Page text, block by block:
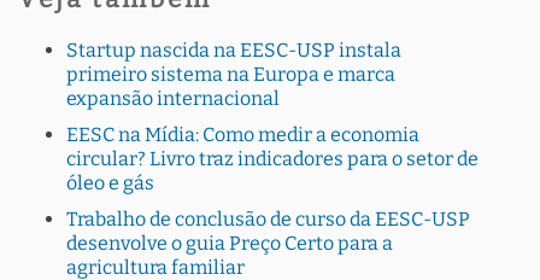
Startup nascida na EESC-USP instala
primeiro sistema na Europa e marca
expansão internacional
EESC na Mídia: Como medir a economia
circular? Livro traz indicadores para o setor de
óleo e gás
Trabalho de conclusão de curso da EESC-USP
desenvolve o guia Preço Certo para a
agricultura familiar